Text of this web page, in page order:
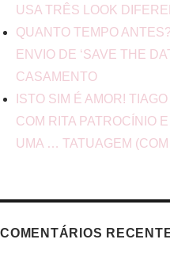
USA TRÊS LOOK
QUANTO TEMPO
ENVIO DE ‘SAVE THE
CASAMENTO
ISTO SIM É AMOR!
COM RITA PATROCÍNIO
UMA … TATUAGEM (COM
COMENTÁRIOS